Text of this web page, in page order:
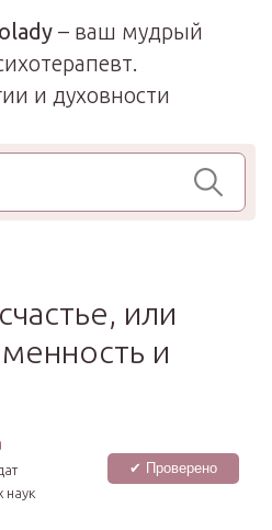
– ваш мудрый
и духовности
или
и
наук
✔ Проверено